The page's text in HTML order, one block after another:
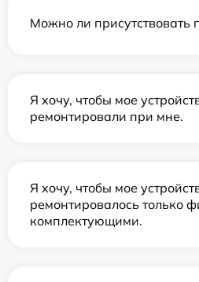
Можно ли присутствовать
Я хочу, чтобы мое
ремонтировали при мне.
Я хочу, чтобы мое
ремонтировалось только
комплектующими.